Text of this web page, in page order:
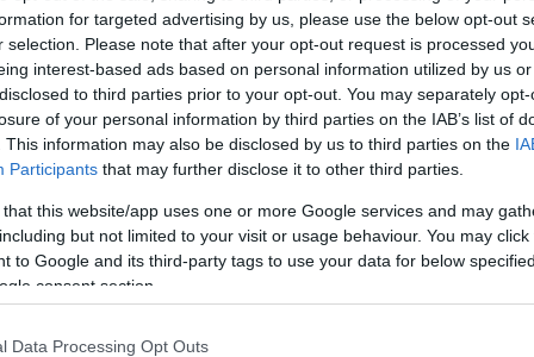
for targeted advertising by us, please use the below opt-out
selection. Please note that after your opt-out request is processed
interest-based ads based on personal information utilized by us
to third parties prior to your opt-out. You may separately
of your personal information by third parties on the IAB’s list of
This information may also be disclosed by us to third parties on the
Participants that may further disclose it to other third parties.
that this website/app uses one or more Google services and may
but not limited to your visit or usage behaviour. You may
to Google and its third-party tags to use your data for below
consent section.
Data Processing Opt Outs
ένας ένοικος: Ένας στρατηγικός
Αρσακείου δεν υπαγορεύτηκε μόνο από την
τοπόσημου. Το Lidl House Athens
όραμα με το concept ΣΤΟΑ για την ανάδειξη του
ζωής. Ως ένας από τους17 στρατηγικούς
οικοσυστήματος, η Lidl Ελλάς ηγείται του
συμπληρώνοντας αρμονικά τους πυλώνες της
του πολιτισμού και της δημιουργίας.